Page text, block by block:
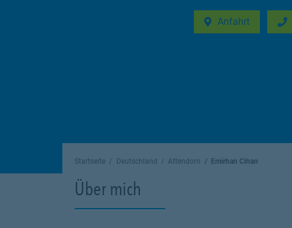
Anfahrt
Link Opens in New
Startseite Deutschland Attendorn Emirhan Cihan
Über mich